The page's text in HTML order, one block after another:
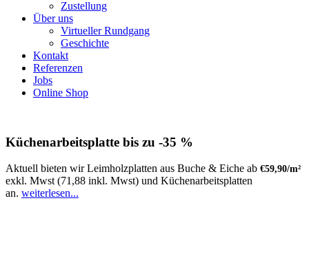
Zustellung
Über uns
Virtueller Rundgang
Geschichte
Kontakt
Referenzen
Jobs
Online Shop
Küchenarbeitsplatte bis zu -35 %
Aktuell bieten wir Leimholzplatten aus Buche & Eiche ab €59,90/m²
exkl. Mwst (71,88 inkl. Mwst) und Küchenarbeitsplatten
an. weiterlesen...